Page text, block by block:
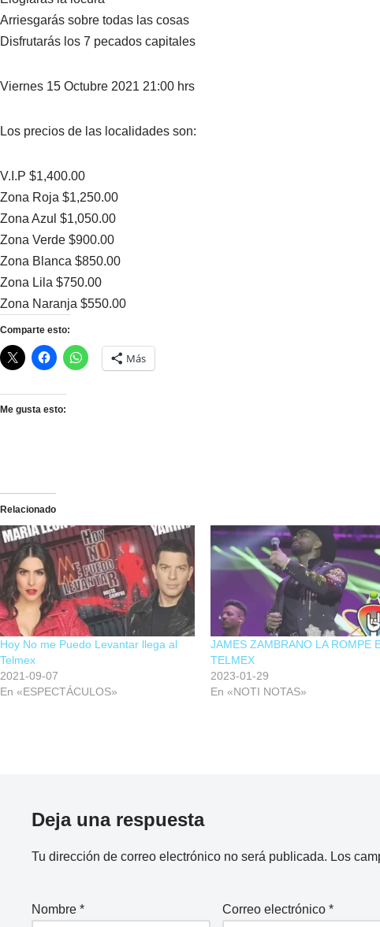
Arriesgarás sobre todas las cosas
Disfrutarás los 7 pecados capitales
Viernes 15 Octubre 2021 21:00 hrs
Los precios de las localidades son:
V.I.P $1,400.00
Zona Roja $1,250.00
Zona Azul $1,050.00
Zona Verde $900.00
Zona Blanca $850.00
Zona Lila $750.00
Zona Naranja $550.00
Comparte esto:
Más
Me gusta esto:
Relacionado
Hoy No me Puedo Levantar llega al
Telmex
2021-09-07
En «ESPECTÁCULOS»
JAMES ZAMBRANO LA ROMPE
TELMEX
2023-01-29
En «NOTI NOTAS»
Deja una respuesta
Tu dirección de correo electrónico no será publicada. Los
Nombre * Correo electrónico *